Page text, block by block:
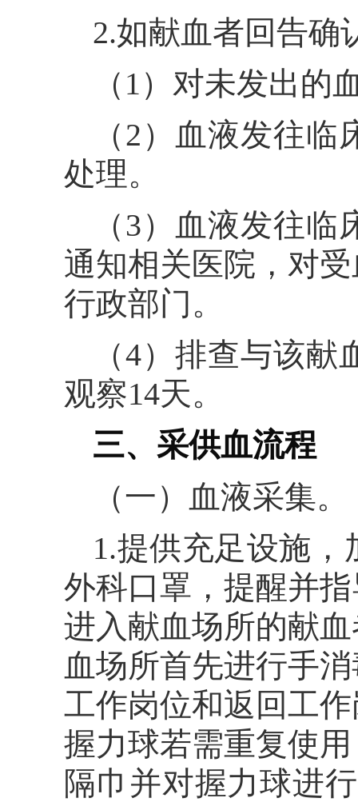
2.如献血者回告确
（1）对未发出的
（2）血液发往
处理。
（3）血液发往
通知相关医院，对
行政部门。
（4）排查与该
观察14天。
三、采供血流程
（一）血液采集。
1.提供充足设施
外科口罩，提醒并
进入献血场所的献
血场所首先进行手
工作岗位和返回工
握力球若需重复使
隔巾并对握力球进